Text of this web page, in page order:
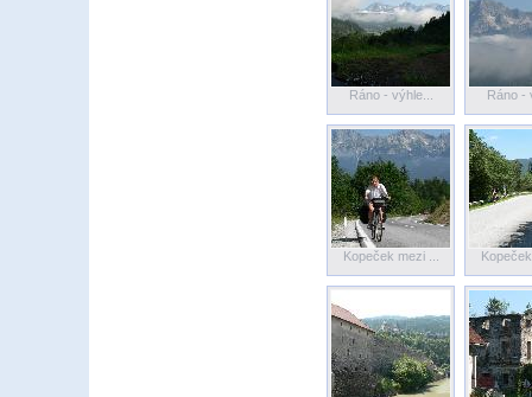
Ráno - výhle... Ráno -
Kopeček mezi ...